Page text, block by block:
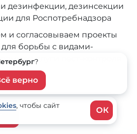
дезинфекции, дезинсекции
для Роспотребнадзора
и согласовываем проекты
борьбы с видами-
услуги пест-контроля
, чтобы сайт
ОК
?
верно